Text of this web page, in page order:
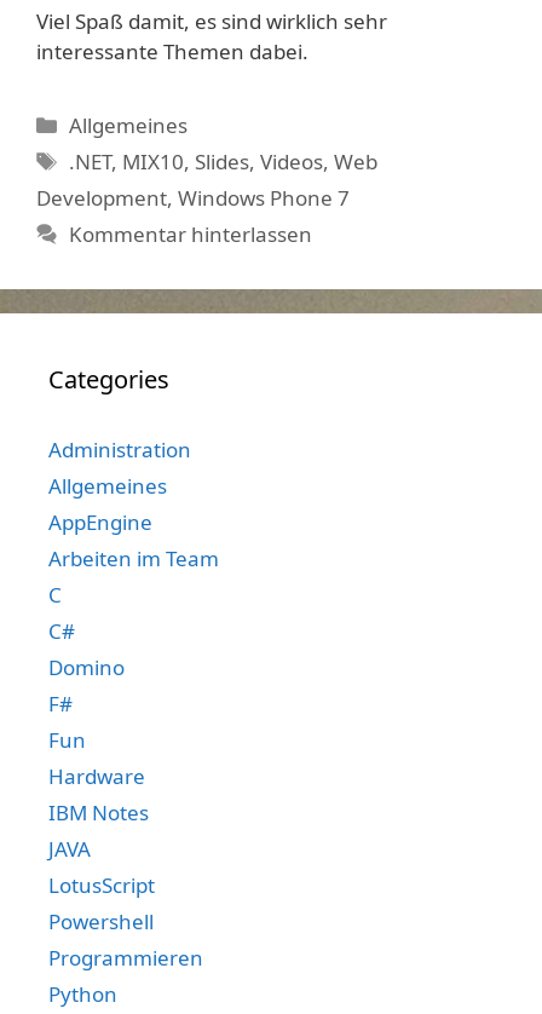
Viel Spaß damit, es sind wirklich sehr
interessante Themen dabei.
Kategorien
Allgemeines
Schlagwörter
.NET, MIX10, Slides,Videos,Web
Development, Windows Phone 7
Kommentar hinterlassen
Categories
Administration
Allgemeines
AppEngine
Arbeiten im Team
C
C#
Domino
F#
Fun
Hardware
IBM Notes
JAVA
LotusScript
Powershell
Programmieren
Python